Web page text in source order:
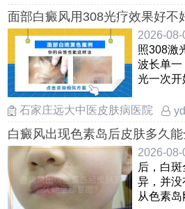
面部白癜风用308光疗效果好不
2026-08-
照308激
波长单一
光一次开
的 ……
石家庄远大中医皮肤病医院
白癜风出现色素岛后皮肤多久能
2026-08-
后，白
异，并没
从色素岛